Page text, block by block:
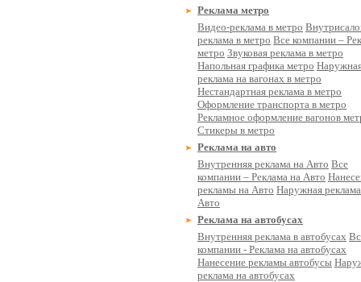
Реклама метро
Видео-реклама в метро
реклама в метро Все компании –
метро Звуковая реклама в метро
Напольная графика метро
реклама на вагонах в метро
Нестандартная реклама в метро
Оформление транспорта в метро
Рекламное оформление вагонов
Стикеры в метро
Реклама на авто
Внутренняя реклама на Авто Все
компании – Реклама на Авто
рекламы на Авто Наружная
Авто
Реклама на автобусах
Внутренняя реклама в автобусах
компании - Реклама на автобусах
Нанесение рекламы автобусы
реклама на автобусах